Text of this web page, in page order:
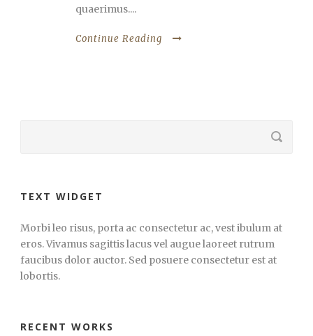
quaerimus....
Continue Reading
TEXT WIDGET
Morbi leo risus, porta ac consectetur ac, vest ibulum at
eros. Vivamus sagittis lacus vel augue laoreet rutrum
faucibus dolor auctor. Sed posuere consectetur est at
lobortis.
RECENT WORKS